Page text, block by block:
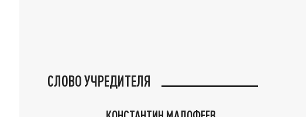
СЛОВО УЧРЕДИТЕЛЯ